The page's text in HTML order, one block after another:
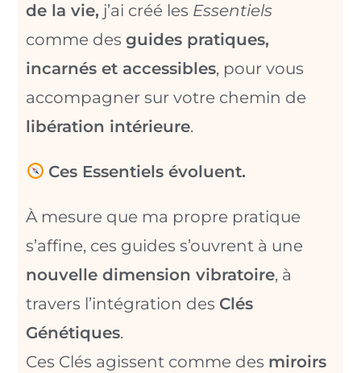
de la vie, j’ai créé les Essentiels
comme desguides pratiques,
incarnés et accessibles, pour vous
accompagner sur votre chemin de
libération intérieure.
Ces Essentiels évoluent.
À mesure que ma propre pratique
s’affine, ces guides s’ouvrent à une
nouvelle dimension vibratoire, à
travers l’intégration des Clés
Génétiques.
Ces Clés agissent comme des miroirs